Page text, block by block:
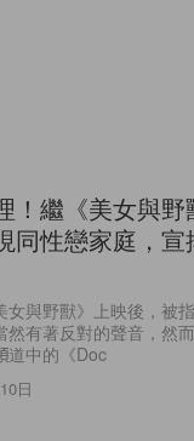
！繼《美女與
同性戀家庭，
與野獸》上映後，被
然有著反對的聲音，然
道中的《Doc
日